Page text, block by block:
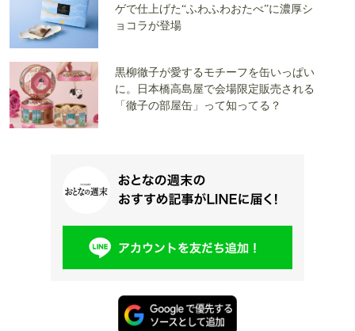
ゲで仕上げた“ふわふわおたべ”に濃厚シ
ョコラが登場
黒柳徹子が愛するモチーフを缶いっぱい
に。日本橋高島屋で会場限定販売される
「徹子の部屋缶」って知ってる？